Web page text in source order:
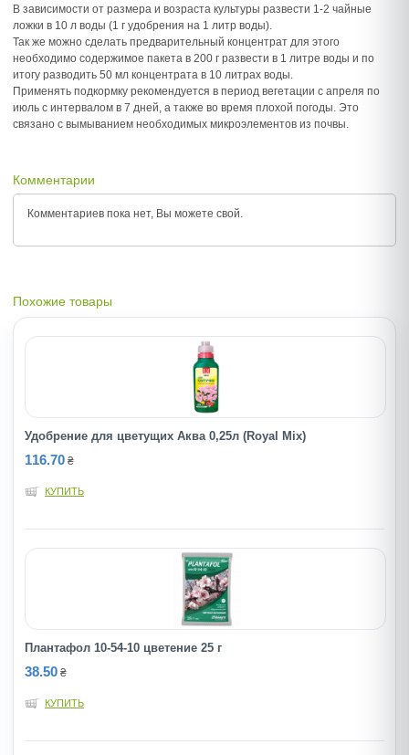
В зависимости от размера и возраста культуры развести 1-2 чайные
ложки в 10 л воды (1 г удобрения на 1 литр воды).
Так же можно сделать предварительный концентрат для этого
необходимо содержимое пакета в 200 г развести в 1 литре воды и по
итогу разводить 50 мл концентрата в 10 литрах воды.
Применять подкормку рекомендуется в период вегетации с апреля по
июль с интервалом в 7 дней, а также во время плохой погоды. Это
связано с вымыванием необходимых микроэлементов из почвы.
Комментарии
Комментариев пока нет, Вы можете свой.
Похожие товары
Удобрение для цветущих Аква 0,25л (Royal Mix)
116.70 ₴
КУПИТЬ
Плантафол 10-54-10 цветение 25 г
38.50 ₴
КУПИТЬ